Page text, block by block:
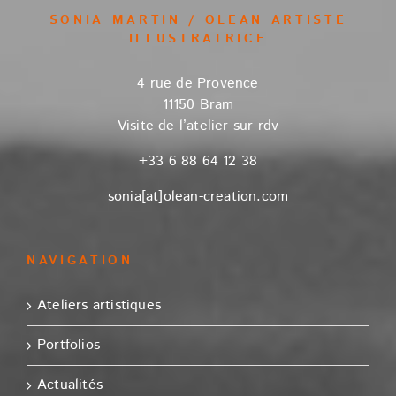
SONIA MARTIN / OLEAN ARTISTE
ILLUSTRATRICE
4 rue de Provence
11150 Bram
Visite de l’atelier sur rdv
+33 6 88 64 12 38
sonia[at]olean-creation.com
NAVIGATION
Ateliers artistiques
Portfolios
Actualités